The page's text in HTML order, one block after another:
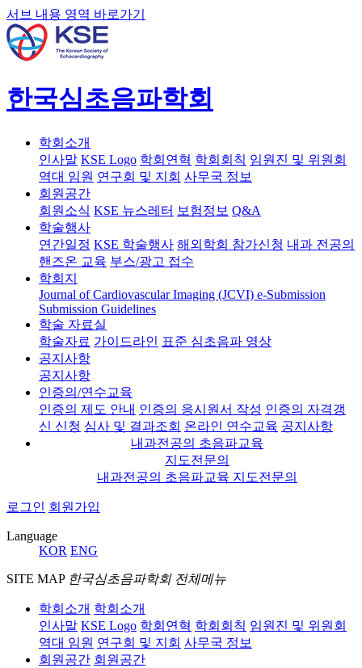
서브 내용 영역 바로가기
한국심초음파학회
학회소개
인사말 KSE Logo 학회연혁 학회회칙 임원진 및 위원회
역대 임원 연구회 및 지회 사무국 정보
회원공간
회원소식 KSE 뉴스레터 보험정보 Q&A
학술행사
연간일정 KSE 학술행사 해외학회 참가신청 내과 전공의
핸즈온 교육 부스/광고 접수
학회지
Journal of Cardiovascular Imaging (JCVI) e-Submission
Submission Guidelines
학술 자료실
학술자료 가이드라인 표준 심초음파 영상
공지사항
공지사항
인증의/연수교육
인증의 제도 안내 인증의 응시원서 작성 인증의 자격갱
신 신청 심사 및 결과조회 온라인 연수교육 공지사항
내과전공의 초음파교육
지도전문의
내과전공의 초음파교육 지도전문의
로그인 회원가입
Language
KOR ENG
SITE MAP 한국심초음파학회 전체메뉴
학회소개 학회소개
인사말 KSE Logo 학회연혁 학회회칙 임원진 및 위원회
역대 임원 연구회 및 지회 사무국 정보
회원공간 회원공간